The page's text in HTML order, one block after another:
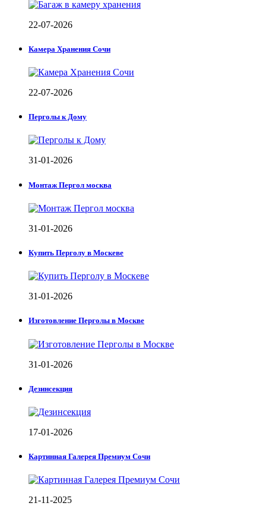
22-07-2026
Камера Хранения Сочи
22-07-2026
Перголы к Дому
31-01-2026
Монтаж Пергол москва
31-01-2026
Купить Перголу в Москеве
31-01-2026
Изготовление Перголы в Москве
31-01-2026
Дезинсекция
17-01-2026
Картинная Галерея Премиум Сочи
21-11-2025